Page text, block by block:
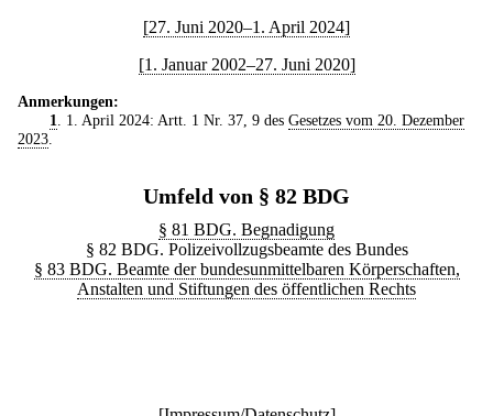
[27. Juni 2020–1. April 2024]
[1. Januar 2002–27. Juni 2020]
Anmerkungen:
1
. 1. April 2024: Artt. 1 Nr. 37, 9 des Gesetzes vom 20. Dezember
2023
Umfeld von § 82 BDG
§ 81 BDG. Begnadigung
§ 82 BDG. Polizeivollzugsbeamte des Bundes
§ 83 BDG. Beamte der bundesunmittelbaren Körperschaften,
Anstalten und Stiftungen des öffentlichen Rechts